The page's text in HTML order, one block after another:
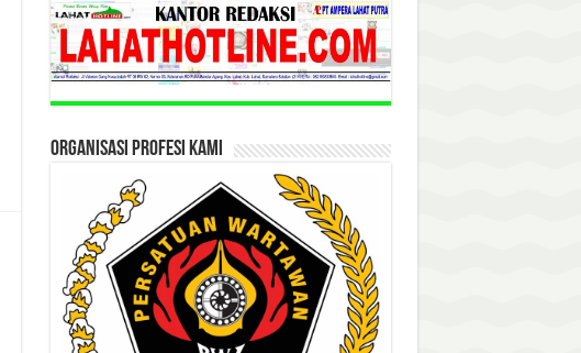
ORGANISASI PROFESI KAMI